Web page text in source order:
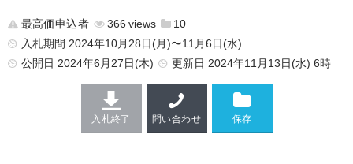
最高価申込者 366
10
入札期間 2024年10月28日(月)〜11月6日(水)
公開日 2024年6月27日(木) 更新日 2024年11月13日(水) 6時
入札終了 問い合わせ